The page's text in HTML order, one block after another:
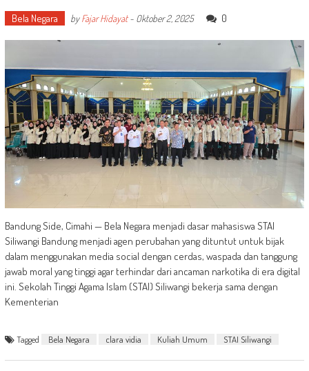
Bela Negara byFajar Hidayat- Oktober 2, 2025 0
Bandung Side, Cimahi — Bela Negara menjadi dasar mahasiswa STAI
Siliwangi Bandung menjadi agen perubahan yang dituntut untuk bijak
dalam menggunakan media social dengan cerdas, waspada dan tanggung
jawab moral yang tinggi agar terhindar dari ancaman narkotika di era digital
ini. Sekolah Tinggi Agama Islam (STAI) Siliwangi bekerja sama dengan
Kementerian
Tagged Bela Negara clara vidia Kuliah Umum STAI Siliwangi